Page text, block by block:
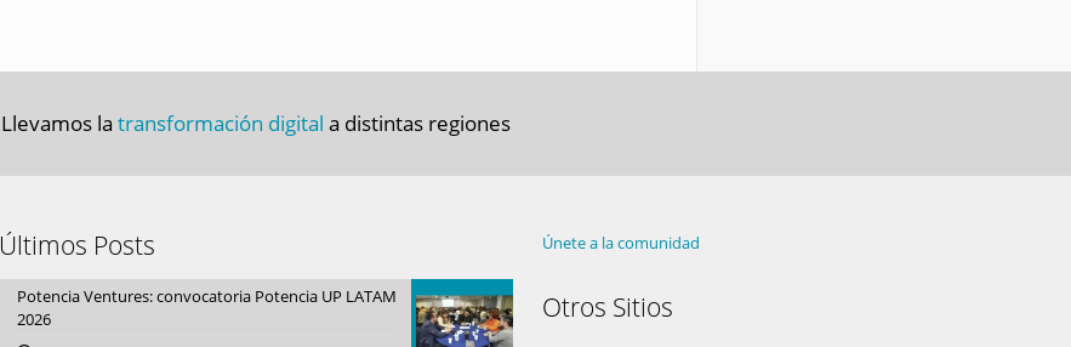
Llevamos la transformación digital a distintas regiones
Últimos Posts
Potencia Ventures: convocatoria Potencia UP LATAM
2026
Únete a la comunidad
Otros Sitios